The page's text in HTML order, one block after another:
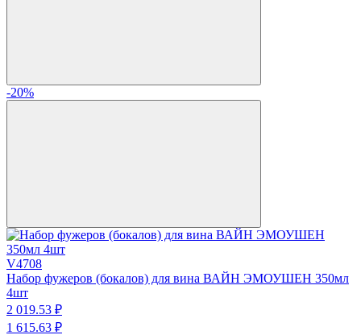
-20%
V4708
Набор фужеров (бокалов) для вина ВАЙН ЭМОУШЕН 350мл
4шт
2 019.53 ₽
1 615.63 ₽